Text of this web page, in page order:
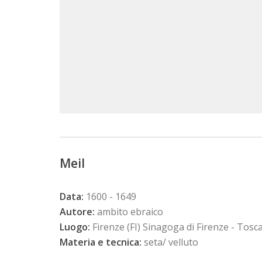
Meil
Data: 1600 - 1649
Autore: ambito ebraico
Luogo: Firenze (FI) Sinagoga di Firenze -
Materia e tecnica: seta/ velluto